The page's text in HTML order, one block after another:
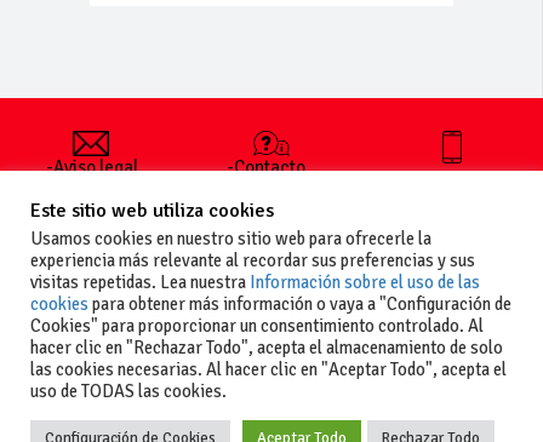
-Aviso legal
generales
de uso
-Política de
privacidad
-Política de
cookies
-Contacto
publicar un
anuncio
-Vende+
+34 627 35
Este sitio web utiliza cookies
Usamos cookies en nuestro sitio web para ofrecerle la
experiencia más relevante al recordar sus preferencias y sus
visitas repetidas. Lea nuestra Información sobre el uso de las
cookies para obtener más información o vaya a "Configuración de
Cookies" para proporcionar un consentimiento controlado. Al
hacer clic en "Rechazar Todo", acepta el almacenamiento de solo
las cookies necesarias. Al hacer clic en "Aceptar Todo", acepta el
uso de TODAS las cookies.